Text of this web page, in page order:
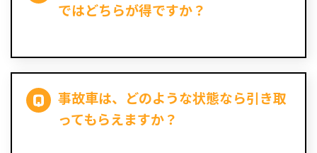
ではどちらが得ですか？
事故車は、どのような状態なら引き取
ってもらえますか？